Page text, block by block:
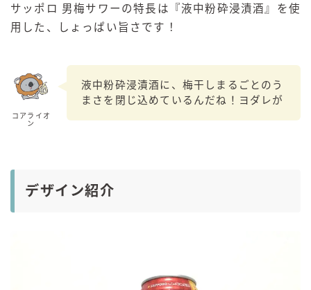
サッポロ 男梅サワーの特長は『液中粉砕浸漬酒』を使
用した、しょっぱい旨さです！
コアライオ
ン
液中粉砕浸漬酒に、梅干しまるごとのう
まさを閉じ込めているんだね！ヨダレが
デザイン紹介